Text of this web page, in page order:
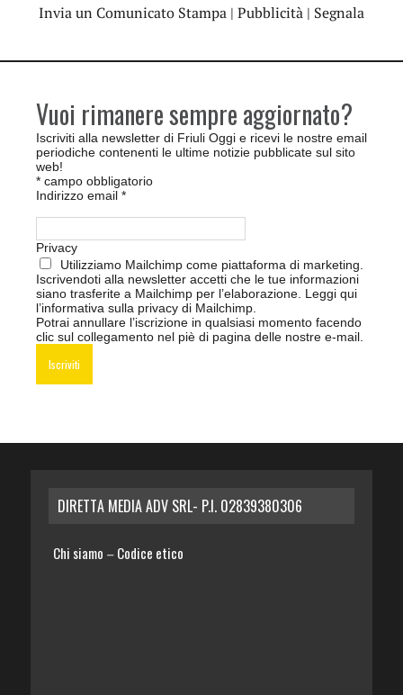
Invia un Comunicato Stampa | Pubblicità | Segnala
Vuoi rimanere sempre aggiornato?
Iscriviti alla newsletter di Friuli Oggi e ricevi le nostre email
periodiche contenenti le ultime notizie pubblicate sul sito
web!
* campo obbligatorio
Indirizzo email *
Privacy
Utilizziamo Mailchimp come piattaforma di marketing.
Iscrivendoti alla newsletter accetti che le tue informazioni
siano trasferite a Mailchimp per l’elaborazione. Leggi qui
l’informativa sulla privacy di Mailchimp
Potrai annullare l’iscrizione in qualsiasi momento facendo
clic sul collegamento nel piè di pagina delle nostre e-mail.
DIRETTA MEDIA ADV SRL- P.I. 02839380306
Chi siamo – Codice etico